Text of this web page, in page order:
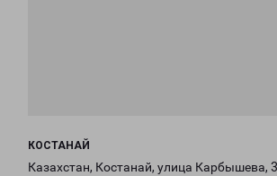
КОСТАНАЙ
Казахстан, Костанай, улица Карбышева,